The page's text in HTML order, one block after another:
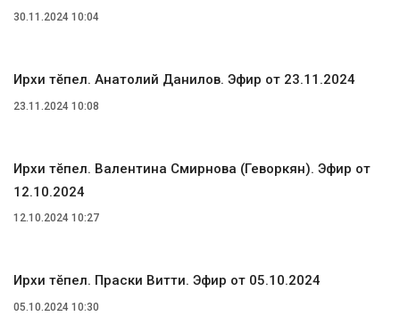
30.11.2024 10:04
Ирхи тĕпел. Анатолий Данилов. Эфир от 23.11.2024
23.11.2024 10:08
Ирхи тĕпел. Валентина Смирнова (Геворкян). Эфир от
12.10.2024
12.10.2024 10:27
Ирхи тĕпел. Праски Витти. Эфир от 05.10.2024
05.10.2024 10:30